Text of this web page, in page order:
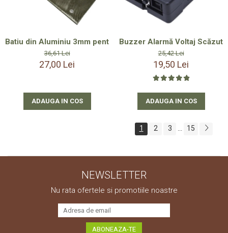
Batiu din Aluminiu 3mm pentru Motor cu Perii 755 40 și
36,61 Lei
27,00 Lei
ADAUGA IN COS
Buzzer Alarmă Voltaj
25,42 Lei
19,50 Lei
ADAUGA IN COS
1 2 3 15
NEWSLETTER
Nu rata ofertele si promotiile noastre